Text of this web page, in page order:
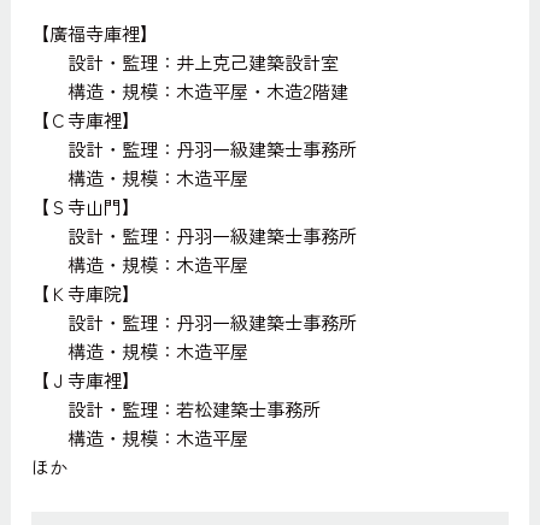
【廣福寺庫裡】
設計・監理：井上克己建築設計室
構造・規模：木造平屋・木造2階建
【Ｃ寺庫裡】
設計・監理：丹羽一級建築士事務所
構造・規模：木造平屋
【Ｓ寺山門】
設計・監理：丹羽一級建築士事務所
構造・規模：木造平屋
【Ｋ寺庫院】
設計・監理：丹羽一級建築士事務所
構造・規模：木造平屋
【Ｊ寺庫裡】
設計・監理：若松建築士事務所
構造・規模：木造平屋
ほか